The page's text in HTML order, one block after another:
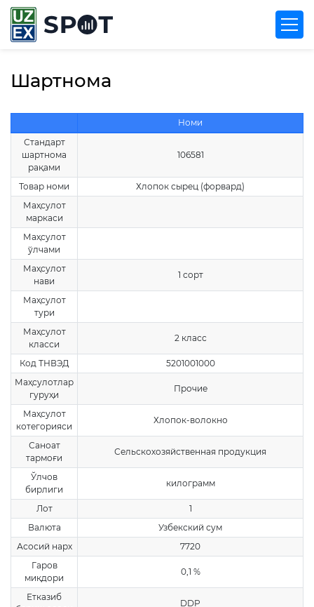
Шартнома
Номи
Стандарт
шартнома
рақами
106581
Товар номи
Хлопок сырец (форвард)
Маҳсулот
маркаси
Маҳсулот
ўлчами
Маҳсулот
нави
1 сорт
Маҳсулот
тури
Маҳсулот
класси
2 класс
Код ТНВЭД
5201001000
Маҳсулотлар
гуруҳи
Прочие
Маҳсулот
котегорияси
Хлопок-волокно
Саноат
тармоғи
Сельскохозяйственная продукция
Ўлчов
бирлиги
килограмм
Лот
1
Валюта
Узбекский сум
Асосий нарх
7720
Гаров
миқдори
0,1 %
Етказиб
DDP